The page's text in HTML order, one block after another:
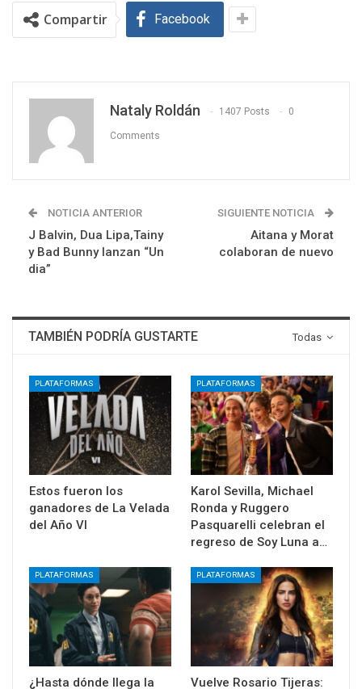
Compartir Facebook
Nataly Roldán 1407 Posts 0
Comments
NOTICIA ANTERIOR
J Balvin, Dua Lipa,Tainy
y Bad Bunny lanzan “Un
dia”
SIGUIENTE NOTICIA
Aitana y Morat
colaboran de nuevo
Todas
TAMBIÉN PODRÍA GUSTARTE
PLATAFORMAS
Estos fueron los
ganadores de La Velada
del Año VI
PLATAFORMAS
Karol Sevilla, Michael
Ronda y Ruggero
Pasquarelli celebran el
regreso de Soy Luna a…
PLATAFORMAS
¿Hasta dónde llega la
PLATAFORMAS
Vuelve Rosario Tijeras: